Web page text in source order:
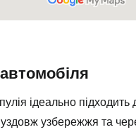
ідеально
узбережжя та